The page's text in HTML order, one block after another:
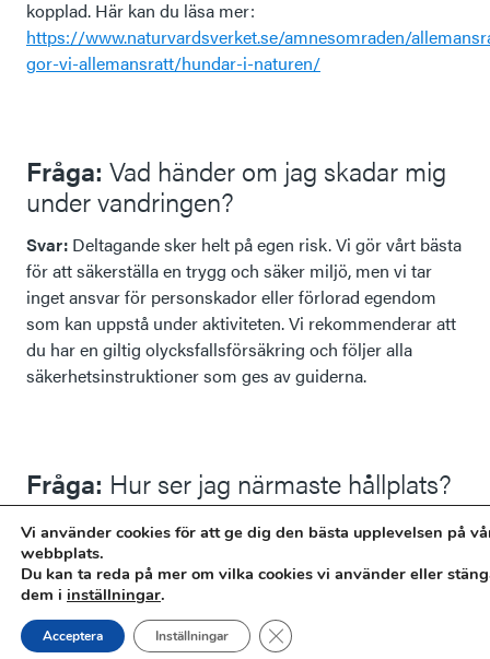
kopplad. Här kan du läsa mer:
https://www.naturvardsverket.se/amnesomraden/
gor-vi-allemansratt/hundar-i-naturen/
Fråga: Vad händer om jag skadar mig
under vandringen?
Svar: Deltagande sker helt på egen risk. Vi gör vårt bästa
för att säkerställa en trygg och säker miljö, men vi tar
inget ansvar för personskador eller förlorad egendom
som kan uppstå under aktiviteten. Vi rekommenderar att
du har en giltig olycksfallsförsäkring och följer alla
säkerhetsinstruktioner som ges av guiderna.
Fråga: Hur ser jag närmaste hållplats?
Svar:Det går att få fram närmsta hållplats via
vandringsbeskrivningen. Följ dessa steg:
När du har klickat in på en vandring du är
intresserad av så ser du i inforutan (till höger på
Vi använder cookies för att ge dig den bästa upplevelsen på
webbplats.
Du kan ta reda på mer om vilka cookies vi använder eller
dem i inställningar.
Acceptera Inställningar Close GDPR Cookie Banner